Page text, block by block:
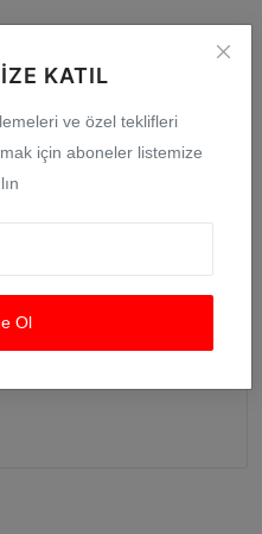
KATIL
ve özel teklifleri
için aboneler listemize
Ol